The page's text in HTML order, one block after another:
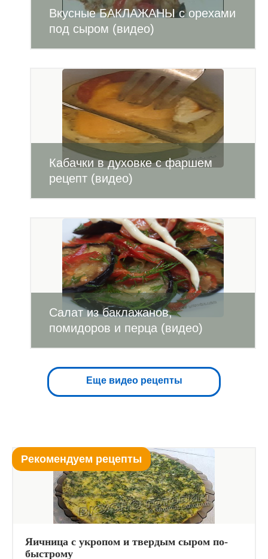
Вкусные БАКЛАЖАНЫ с орехами
под сыром (видео)
Кабачки в духовке с фаршем
рецепт (видео)
Салат из баклажанов,
помидоров и перца (видео)
Еще видео рецепты
Рекомендуем рецепты
Яичница с укропом и твердым сыром по-
быстрому